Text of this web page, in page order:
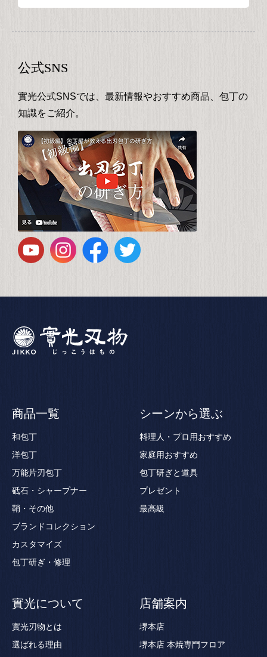
公式SNS
實光公式SNSでは、最新情報やおすすめ商品、包丁の
知識をご紹介。
商品一覧
和包丁
洋包丁
万能片刃包丁
砥石・シャープナー
鞘・その他
ブランドコレクション
カスタマイズ
包丁研ぎ・修理
シーンから選ぶ
料理人・プロ用おすすめ
家庭用おすすめ
包丁研ぎと道具
プレゼント
最高級
實光について
實光刃物とは
選ばれる理由
店舗案内
堺本店
堺本店 本焼専門フロア